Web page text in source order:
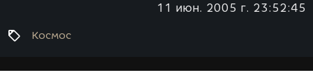
11 июн. 2005 г. 23:52:45
Космос